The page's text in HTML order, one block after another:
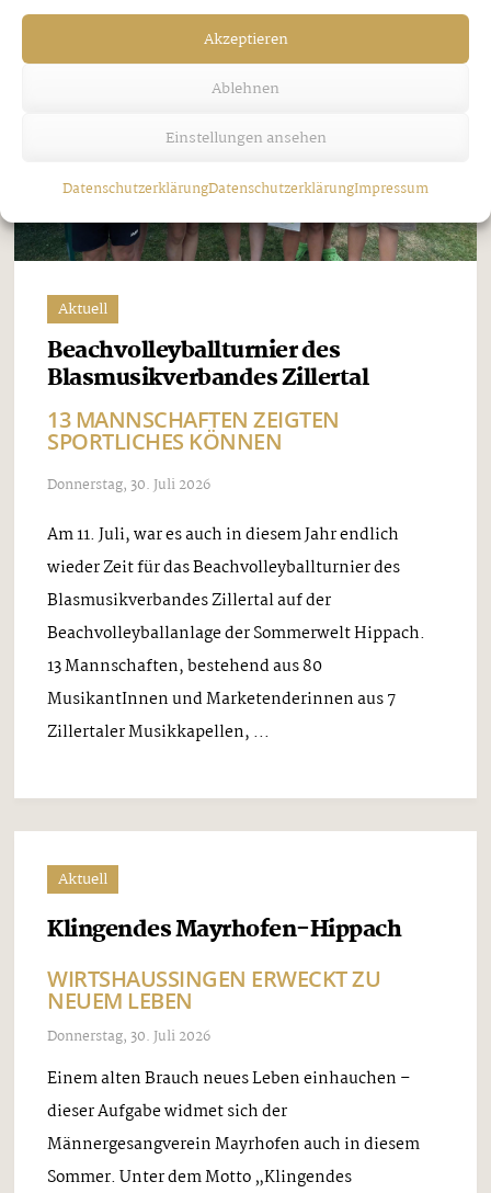
Akzeptieren
Ablehnen
Einstellungen ansehen
DatenschutzerklärungDatenschutzerklärungImpressum
Aktuell
Beachvolleyballturnier des
Blasmusikverbandes Zillertal
13 MANNSCHAFTEN ZEIGTEN
SPORTLICHES KÖNNEN
Donnerstag, 30. Juli 2026
Am 11. Juli, war es auch in diesem Jahr endlich
wieder Zeit für das Beachvolleyballturnier des
Blasmusikverbandes Zillertal auf der
Beachvolleyballanlage der Sommerwelt Hippach.
13 Mannschaften, bestehend aus 80
MusikantInnen und Marketenderinnen aus 7
Zillertaler Musikkapellen, ...
Aktuell
Klingendes Mayrhofen-Hippach
WIRTSHAUSSINGEN ERWECKT ZU
NEUEM LEBEN
Donnerstag, 30. Juli 2026
Einem alten Brauch neues Leben einhauchen –
dieser Aufgabe widmet sich der
Männergesangverein Mayrhofen auch in diesem
Sommer. Unter dem Motto „Klingendes